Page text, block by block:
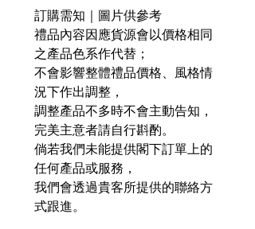
訂購需知｜圖片供參考
禮品內容因應貨源會以價格相同
之產品色系作代替；
不會影響整體禮品價格、風格情
況下作出調整，
調整產品不多時不會主動告知，
完美主意者請自行斟酌。
倘若我們未能提供閣下訂單上的
任何產品或服務，
我們會透過貴客所提供的聯絡方
式跟進。